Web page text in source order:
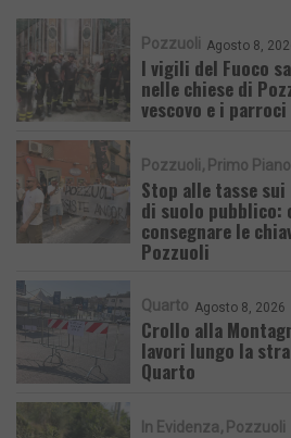
Pozzuoli Agosto 8,
I vigili del Fuoco
nelle chiese di
vescovo e i parroci
Pozzuoli Primo Piano
Stop alle tasse
di suolo
consegnare le
Pozzuoli
Quarto Agosto 8, 2026
Crollo alla
lavori lungo la
Quarto
In Evidenza Pozzuoli